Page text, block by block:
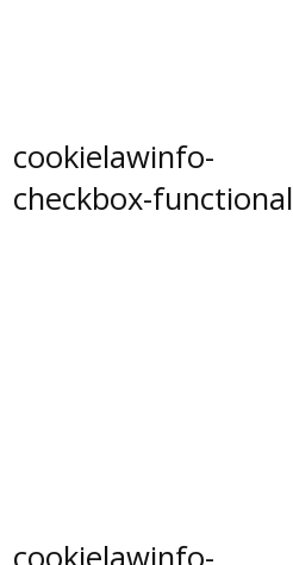
cookielawinfo-
checkbox-functional